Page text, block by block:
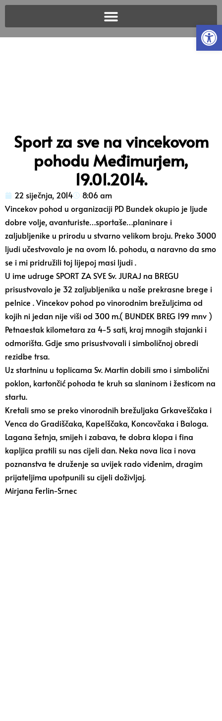
Sport za sve na vincekovom
pohodu Međimurjem,
19.01.2014.
22 siječnja, 2014
8:06 am
Vincekov pohod u organizaciji PD Bundek okupio je ljude
dobre volje, avanturiste…sportaše…planinare i
zaljubljenike u prirodu u stvarno velikom broju. Preko 3000
ljudi učestvovalo je na ovom 16. pohodu, a naravno da smo
se i mi pridružili toj lijepoj masi ljudi .
U ime udruge SPORT ZA SVE Sv. JURAJ na BREGU
prisustvovalo je 32 zaljubljenika u naše prekrasne brege i
pelnice . Vincekov pohod po vinorodnim brežuljcima od
kojih ni jedan nije viši od 300 m.( BUNDEK BREG 199 mnv )
Petnaestak kilometara za 4-5 sati, kraj mnogih stajanki i
odmorišta. Gdje smo prisustvovali i simboličnoj obredi
rezidbe trsa.
Uz startninu u toplicama Sv. Martin dobili smo i simbolični
poklon, kartončić pohoda te kruh sa slaninom i žesticom na
startu.
Kretali smo se preko vinorodnih brežuljaka Grkaveščaka i
Venca do Gradiščaka, Kapelščaka, Koncovčaka i Baloga.
Lagana šetnja, smijeh i zabava, te dobra klopa i fina
kapljica pratili su nas cijeli dan. Neka nova lica i nova
poznanstva te druženje sa uvijek rado viđenim, dragim
prijateljima upotpunili su cijeli doživljaj.
Mirjana Ferlin-Srnec